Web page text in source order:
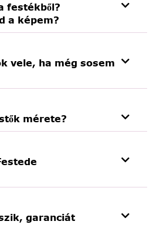
festékből?
a képem?
vele, ha még sosem
mérete?
garanciát